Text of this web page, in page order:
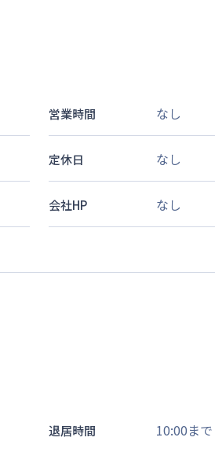
営業時間 なし
定休日 なし
会社HP なし
退居時間 10:00まで